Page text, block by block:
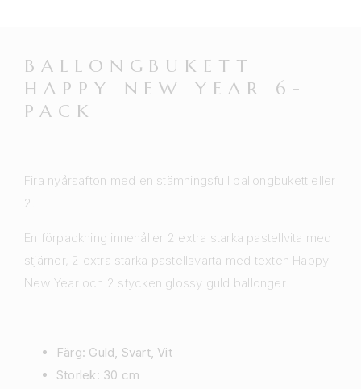
BALLONGBUKETT
HAPPY NEW YEAR 6-
PACK
Fira nyårsafton med en stämningsfull ballongbukett eller
2.
En förpackning innehåller 2 extra starka pastellvita med
stjärnor, 2 extra starka pastellsvarta med texten Happy
New Year och 2 stycken glossy guld ballonger.
Färg: Guld, Svart, Vit
Storlek: 30 cm